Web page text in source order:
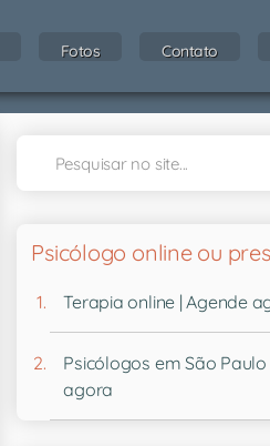
Fotos Contato
Psicólogo online ou
Terapia online | Agende
Psicólogos em São Paulo
agora